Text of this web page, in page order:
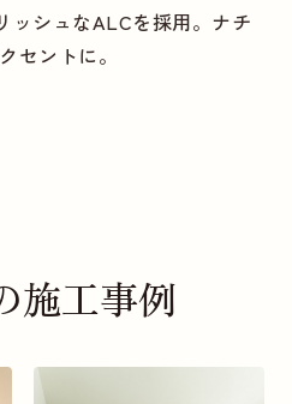
ッシュなALCを採用。ナチ
セントに。
施工事例